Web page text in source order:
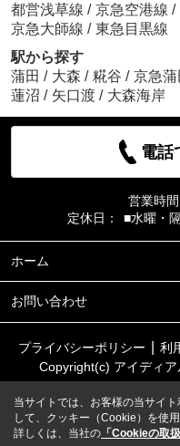
都営浅草線 / 京急空港線 /
京急大師線 / 東急目黒線
駅から探す
蒲田 / 大森 / 糀谷 / 京急蒲
蓮沼 / 矢口渡 / 大森海岸
電話
営業時間
定休日：
■水曜・
ホーム
お問い合わせ
プライバシーポリシー 利
Copyright(c) アイディ
当サイトでは、お客様の当サイ
して、クッキー（Cookie）を使用
詳しくは、当社の 「Cookieの取